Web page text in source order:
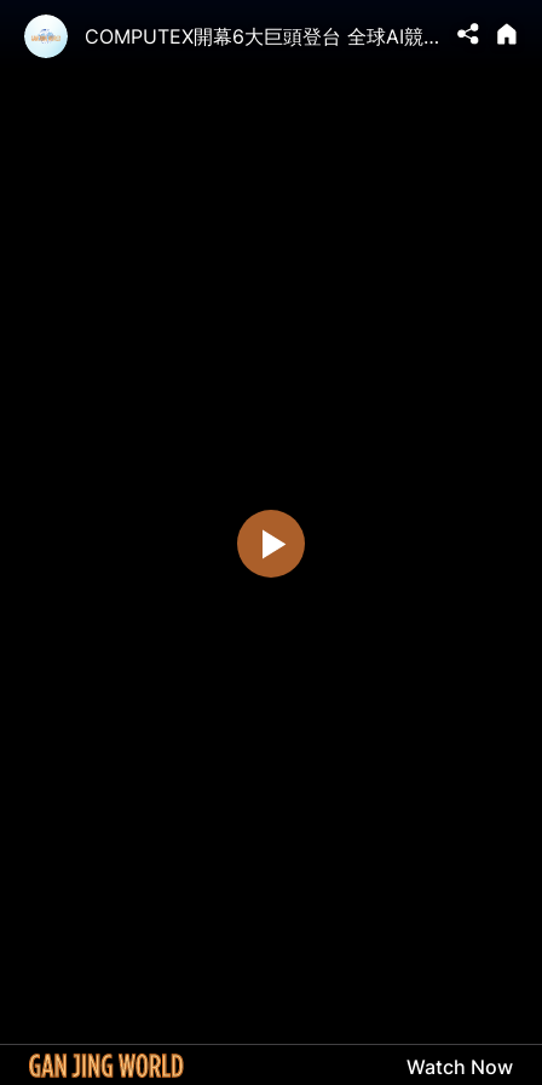
COMPUTEX開幕6大巨頭登台 全球AI競賽.點燃PC產業
Watch Now